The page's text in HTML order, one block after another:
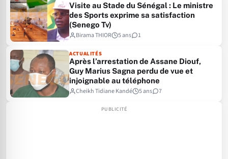
Visite au Stade du Sénégal : Le ministre
des Sports exprime sa satisfaction
(Senego Tv)
Birama THIOR
5 ans 1
ACTUALITÉS
Après l’arrestation de Assane Diouf,
Guy Marius Sagna perdu de vue et
injoignable au téléphone
Cheikh Tidiane Kandé
5 ans 7